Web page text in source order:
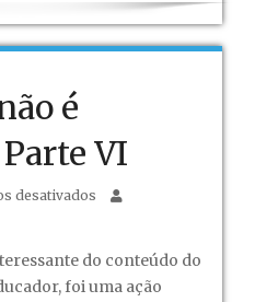
é
VI
desativados em
do conteúdo do
foi uma ação